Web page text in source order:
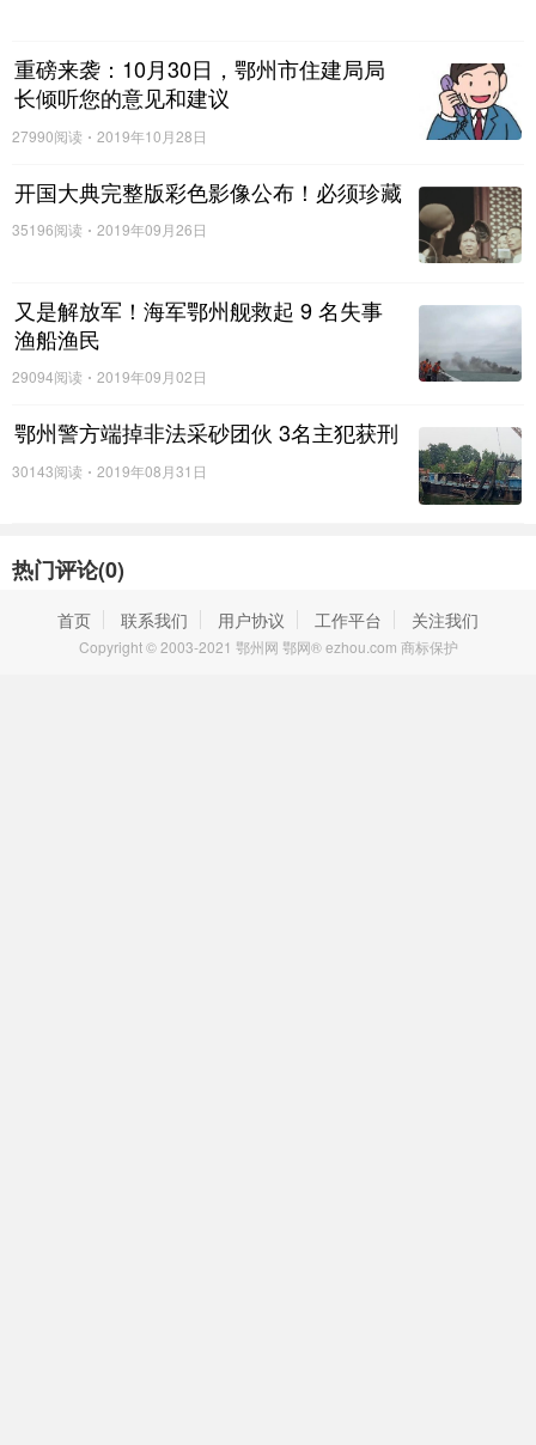
使被监护人违反本通告，造成国家、集体、
公民财产损失或他人人身伤害的，由监护人
依法承担民事赔偿责任。
动确需燃放礼花的，燃放礼花前，由市人民
政府或鄂城区人民政府发布公告。
八、禁鞭区域内烟花爆竹的生产、储
律、法规、规章执行。
九、本通告由市公安局负责解释。
鄂州市人民政府
2016年9月9日
重磅来袭：10月30日，鄂州市住建局局
长倾听您的意见和建议
27990阅读 2019年10月28日
开国大典完整版彩色影像公布！必须珍藏
35196阅读 2019年09月26日
又是解放军！海军鄂州舰救起 9 名失事
渔船渔民
29094阅读 2019年09月02日
鄂州警方端掉非法采砂团伙 3名主犯获刑
30143阅读 2019年08月31日
热门评论(0)
首页 联系我们 用户协议 工作平台 关注我们
Copyright © 2003-2021 鄂州网 鄂网® ezhou.com 商标保护